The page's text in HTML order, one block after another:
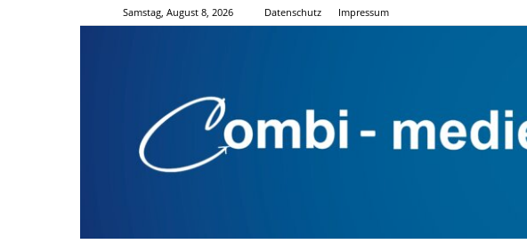
Samstag, August 8, 2026 Datenschutz Impressum